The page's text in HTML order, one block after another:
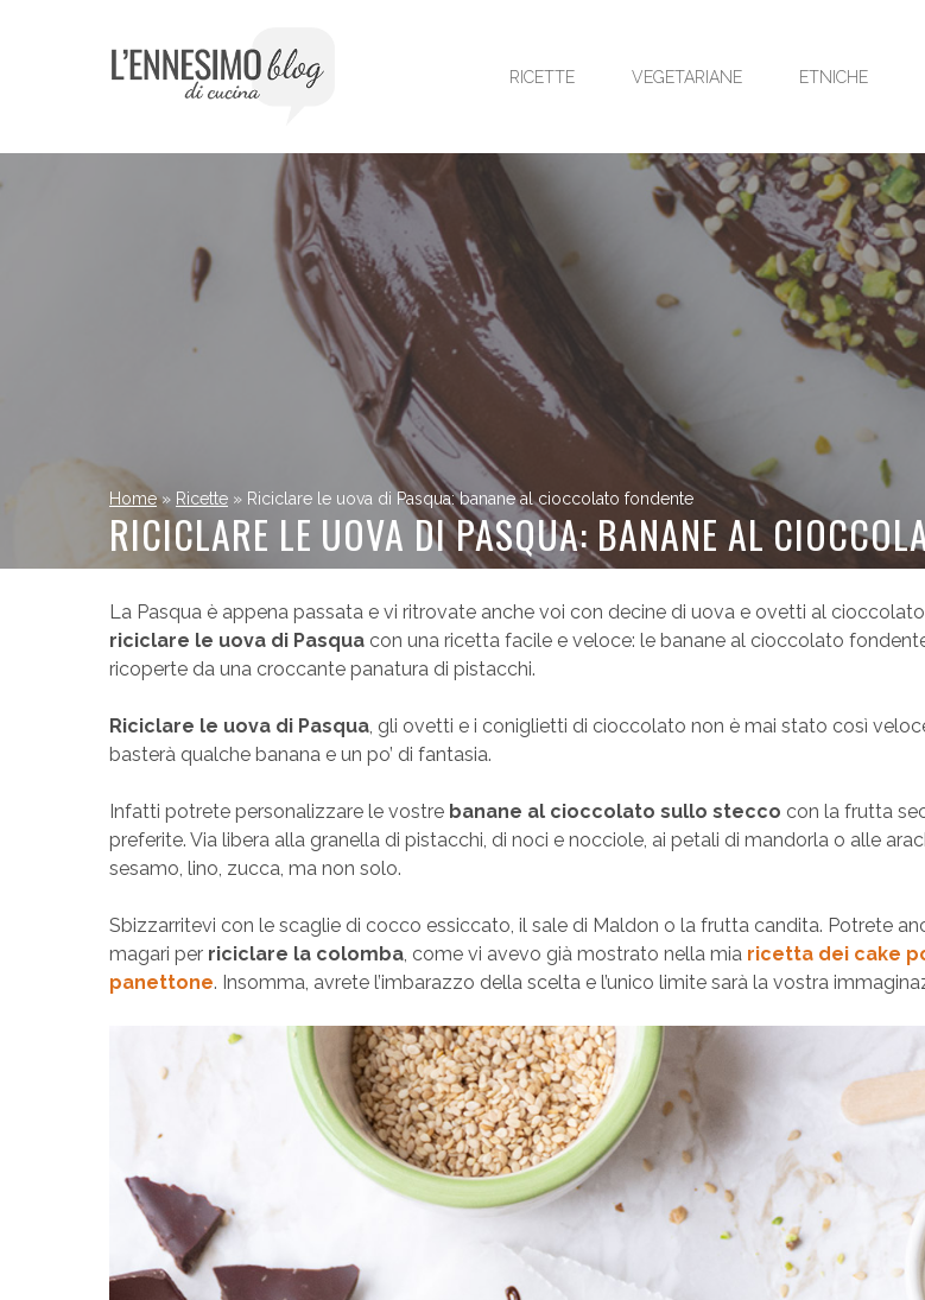
RICETTE VEGETARIANE ETNICHE
Home» Ricette » Riciclare le uova di Pasqua: banane al cioccolato fondente
RICICLARE LE UOVA DI PASQUA: BANANE AL
La Pasqua è appena passata e vi ritrovate anche voi con decine di uova e ovetti al
riciclare le uova di Pasqua con una ricetta facile e veloce: le banane al cioccolato
ricoperte da una croccante panatura di pistacchi.
Riciclare le uova di Pasqua, gli ovetti e i coniglietti di cioccolato non è mai stato così
basterà qualche banana e un po’ di fantasia.
Infatti potrete personalizzare le vostre banane al cioccolato sullo stecco con la frutta
preferite. Via libera alla granella di pistacchi, di noci e nocciole, ai petali di mandorla o alle
sesamo, lino, zucca, ma non solo.
Sbizzarritevi con le scaglie di cocco essiccato, il sale di Maldon o la frutta candita. Potrete
magari per riciclare la colomba, come vi avevo già mostrato nella mia ricetta dei cake
panettone. Insomma, avrete l’imbarazzo della scelta e l’unico limite sarà la vostra